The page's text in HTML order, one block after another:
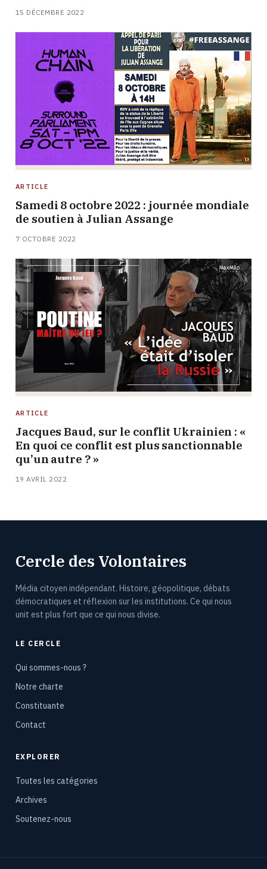
15 DÉCEMBRE 2022
ARTICLE
Samedi 8 octobre 2022 : journée mondiale
de soutien à Julian Assange
7 OCTOBRE 2022
ARTICLE
Jacques Baud, sur le conflit Ukrainien : «
En quoi ce conflit est plus sanctionnable
qu’un autre ? »
19 AVRIL 2022
Cercle des Volontaires
Média citoyen indépendant. Histoire, géopolitique, débats
démocratiques et réflexion sur les institutions. Ce qui nous
unit est plus fort que ce qui nous divise.
LE CERCLE
Qui sommes-nous ?
Notre charte
Constituante
Contact
EXPLORER
Toutes les catégories
Archives
Soutenez-nous